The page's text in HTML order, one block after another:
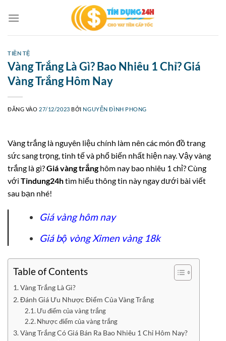
qua
TIỀN TỆ
Vàng Trắng Là Gì? Bao Nhiêu 1 Chỉ? Giá
Vàng Trắng Hôm Nay
ĐĂNG VÀO 27/12/2023 BỞI NGUYỄN ĐÌNH PHONG
Vàng trắng là nguyên liệu chính làm nên các món đồ trang
sức sang trọng, tinh tế và phổ biến nhất hiện nay. Vậy vàng
trắng là gì?Giá vàng trắnghôm nay bao nhiêu 1 chỉ? Cùng
với Tindung24htìm hiểu thông tin này ngay dưới bài viết
sau bạn nhé!
Giá vàng hôm nay
Giá bộ vòng Ximen vàng 18k
Table of Contents
Vàng Trắng Là Gì?
Đánh Giá Ưu Nhược Điểm Của Vàng Trắng
Ưu điểm của vàng trắng
Nhược điểm của vàng trắng
Vàng Trắng Có Giá Bán Ra Bao Nhiêu 1 Chỉ Hôm Nay?